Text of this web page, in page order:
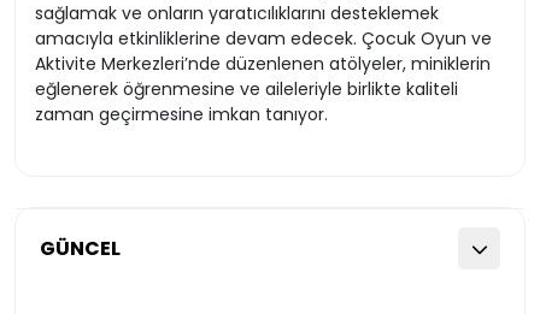
GÜNCEL
sağlamak ve onların yaratıcılıklarını desteklemek
amacıyla etkinliklerine devam edecek. Çocuk Oyun ve
Aktivite Merkezleri’nde düzenlenen atölyeler, miniklerin
eğlenerek öğrenmesine ve aileleriyle birlikte kaliteli
zaman geçirmesine imkan tanıyor.